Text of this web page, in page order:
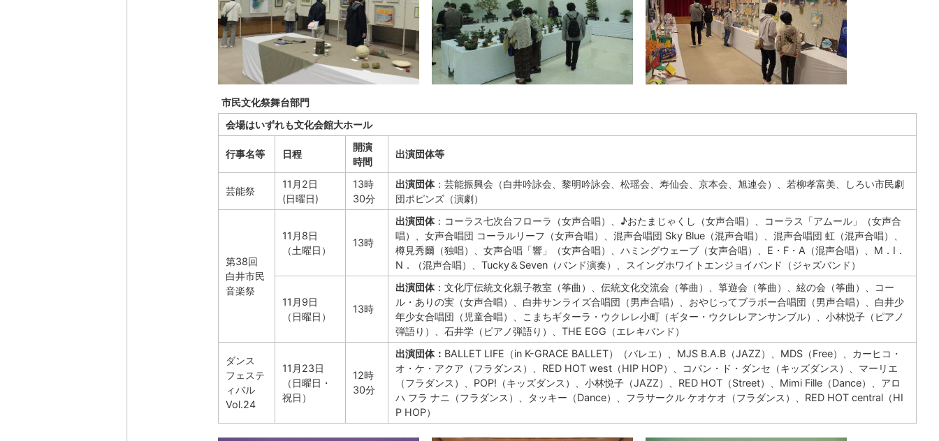
市民文化祭舞台部門
会場はいずれも文化会館大ホール
行事名等 日程
開演
時間
出演団体等
芸能祭
11月2日
(日曜日)
13時
30分
出演団体：芸能振興会（白井吟詠会、黎明吟詠会、松瑶会、寿仙会、京本会、旭連会）、若柳孝富美、しろい市民劇
団ポピンズ（演劇）
第38回
白井市民
音楽祭
11月8日
（土曜日）
13時
出演団体：コーラス七次台フローラ（女声合唱）、♪おたまじゃくし（女声合唱）、コーラス「アムール」（女声合
唱）、女声合唱団 コーラルリーフ（女声合唱）、混声合唱団 Sky Blue（混声合唱）、混声合唱団 虹（混声合唱）、
樽見秀爾（独唱）、女声合唱「響」（女声合唱）、ハミングウェーブ（女声合唱）、E・F・A（混声合唱）、M．I．
N．（混声合唱）、Tucky＆Seven（バンド演奏）、スイングホワイトエンジョイバンド（ジャズバンド）
11月9日
（日曜日）
13時
出演団体：文化庁伝統文化親子教室（筝曲）、伝統文化交流会（筝曲）、箏遊会（筝曲）、絃の会（筝曲）、コー
ル・ありの実（女声合唱）、白井サンライズ合唱団（男声合唱）、おやじってブラボー合唱団（男声合唱）、白井少
年少女合唱団（児童合唱）、こまちギターラ・ウクレレ小町（ギター・ウクレレアンサンブル）、小林悦子（ピアノ
弾語り）、石井学（ピアノ弾語り）、THE EGG（エレキバンド）
ダンス
フェステ
ィバル
Vol.24
11月23日
（日曜日・
祝日）
12時
30分
出演団体： BALLET LIFE（in K-GRACE BALLET）（バレエ）、MJS B.A.B（JAZZ）、MDS（Free）、カーヒコ・
オ・ケ・アクア（フラダンス）、RED HOT west（HIP HOP）、コパン・ド・ダンセ（キッズダンス）、マーリエ
（フラダンス）、POP!（キッズダンス）、小林悦子（JAZZ）、RED HOT（Street）、Mimi Fille（Dance）、アロ
ハ フラ ナニ（フラダンス）、タッキー（Dance）、フラサークル ケオケオ（フラダンス）、RED HOT central（HI
P HOP）